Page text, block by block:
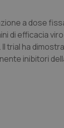
a dose
di efficacia
trial ha
inibitori